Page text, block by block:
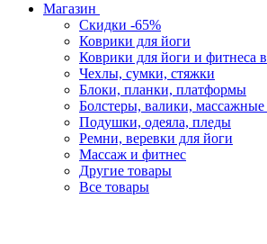
Магазин
Скидки -65%
Коврики для йоги
Коврики для йоги и фитнеса
Чехлы, сумки, стяжки
Блоки, планки, платформы
Болстеры, валики,
Подушки, одеяла, пледы
Ремни, веревки для йоги
Массаж и фитнес
Другие товары
Все товары